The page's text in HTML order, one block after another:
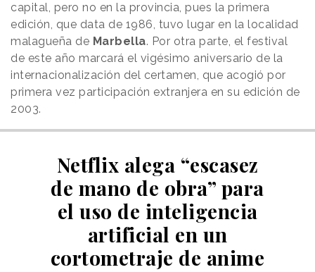
capital, pero no en la provincia, pues la primera
edición, que data de 1986, tuvo lugar en la localidad
malagueña de Marbella. Por otra parte, el festival
de este año marcará el vigésimo aniversario de la
internacionalización del certamen, que acogió por
primera vez participación extranjera en su edición de
2003.
Netflix alega “escasez
de mano de obra” para
el uso de inteligencia
artificial en un
cortometraje de anime